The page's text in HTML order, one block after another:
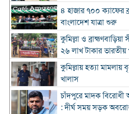
৪ হাজার ৭০০ ক্যাফের
বাংলাদেশ যাত্রা শুরু
কুমিল্লা ও
২৬ লাখ টাকার
কুমিল্লায় হত্যা মামলায়
খালাস
চাঁদপুরে মাদক বিরোধী
: দীর্ঘ সময় সড়ক